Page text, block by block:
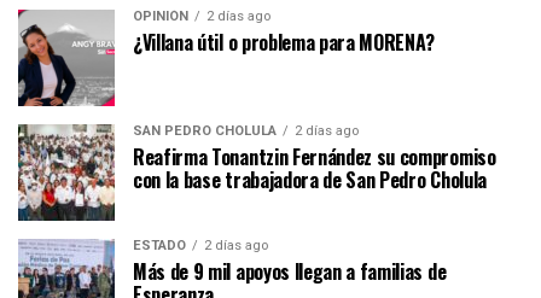
OPINIÓN 2 días ago
¿Villana útil o problema para MORENA?
SAN PEDRO CHOLULA 2 días ago
Reafirma Tonantzin Fernández su compromiso
con la base trabajadora de San Pedro Cholula
ESTADO 2 días ago
Más de 9 mil apoyos llegan a familias de